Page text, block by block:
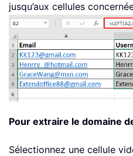
jusqu’aux cellules
Pour extraire le domaine
Sélectionnez une cellule